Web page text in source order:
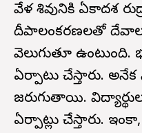
వేళ శివునికి ఏకాదశ
దీపాలంకరణలతో
వెలుగుతూ ఉంటుంది.
ఏర్పాటు చేస్తారు.
జరుగుతాయి.
ఏర్పాట్లు చేస్తారు.